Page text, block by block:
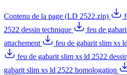
Contenu de la page (LD 2522.zip)
2522 dessin technique
feu de
attachement
feu de gabarit slim xs
feu de gabarit slim xs ld 2522
gabarit slim xs ld 2522 homologation